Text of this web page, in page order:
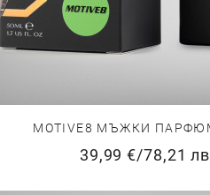
MOTIVE8 МЪЖКИ
39,99 €/78,21